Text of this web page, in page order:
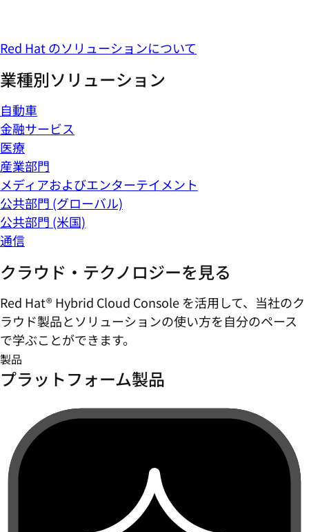
Red Hat のソリューションについて
業種別ソリューション
自動車
金融サービス
医療
産業部門
メディアおよびエンターテイメント
公共部門 (グローバル)
公共部門 (米国)
通信
クラウド・テクノロジーを見る
Red Hat® Hybrid Cloud Console を活用して、当社のク
ラウド製品とソリューションの使い方を自分のペース
で学ぶことができます。
製品
プラットフォーム製品